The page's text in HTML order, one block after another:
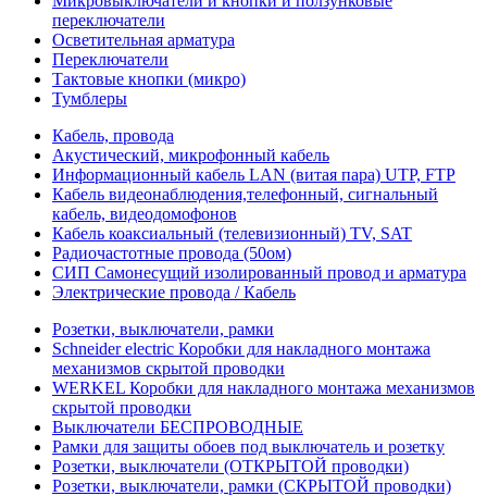
переключатели
Осветительная арматура
Переключатели
Тактовые кнопки (микро)
Тумблеры
Кабель, провода
Акустический, микрофонный кабель
Информационный кабель LAN (витая пара) UTP, FTP
Кабель видеонаблюдения,телефонный, сигнальный
кабель, видеодомофонов
Кабель коаксиальный (телевизионный) TV, SAT
Радиочастотные провода (50ом)
СИП Самонесущий изолированный провод и арматура
Электрические провода / Кабель
Розетки, выключатели, рамки
Schneider electric Коробки для накладного монтажа
механизмов скрытой проводки
WERKEL Коробки для накладного монтажа механизмов
скрытой проводки
Выключатели БЕСПРОВОДНЫЕ
Рамки для защиты обоев под выключатель и розетку
Розетки, выключатели (ОТКРЫТОЙ проводки)
Розетки, выключатели, рамки (СКРЫТОЙ проводки)